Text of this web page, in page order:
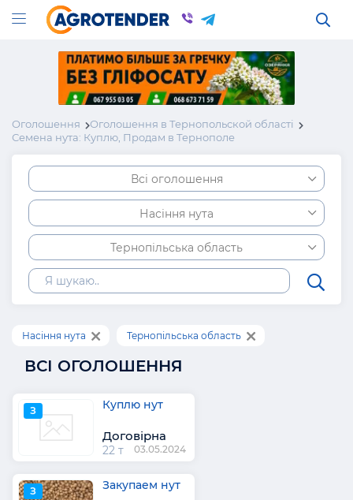
Оголошення
Оголошення в Тернопольской області
Семена нута: Куплю, Продам в Тернополе
Всі оголошення
Насіння нута
Тернопільська область
Насіння нута Тернопільська область
ВСІ ОГОЛОШЕННЯ
З Куплю нут
Договірна
22 т 03.05.2024
З Закупаем нут